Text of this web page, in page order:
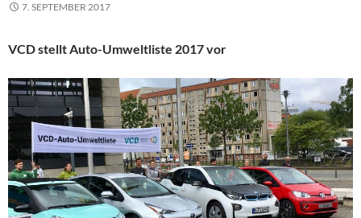
7. SEPTEMBER 2017
VCD stellt Auto-Umweltliste 2017 vor